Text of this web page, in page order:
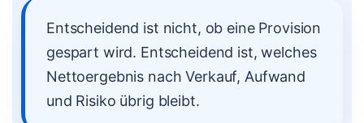
Entscheidend ist nicht, ob eine Provision
gespart wird. Entscheidend ist, welches
Nettoergebnis nach Verkauf, Aufwand
und Risiko übrig bleibt.